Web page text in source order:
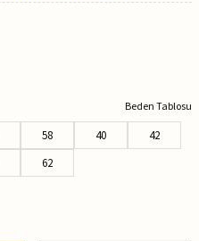
Beden Tablosu
58 40
42
62